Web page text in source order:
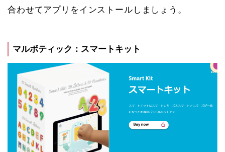
合わせてアプリをインストールしましょう。
マルボティック：スマートキット